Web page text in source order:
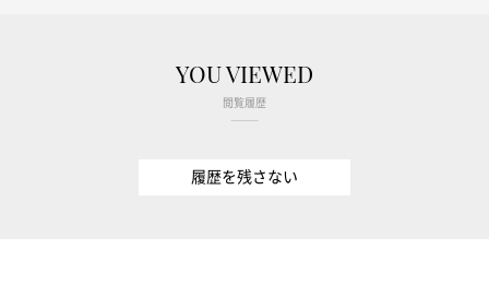
YOU VIEWED
閲覧履歴
履歴を残さない